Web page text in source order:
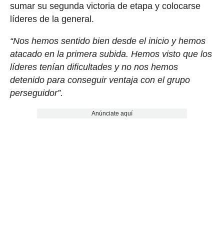
sumar su segunda victoria de etapa y colocarse
líderes de la general.
“Nos hemos sentido bien desde el inicio y hemos
atacado en la primera subida. Hemos visto que los
líderes tenían dificultades y no nos hemos
detenido para conseguir ventaja con el grupo
perseguidor”.
Anúnciate aquí